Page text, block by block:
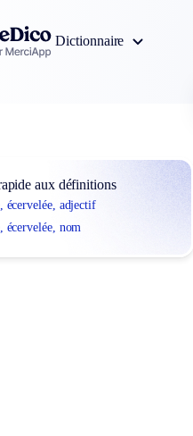
Dictionnaire
aux définitions
écervelée, adjectif
écervelée, nom